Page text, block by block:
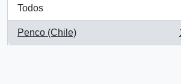
Todos
Penco (Chile)
, 1 resultados